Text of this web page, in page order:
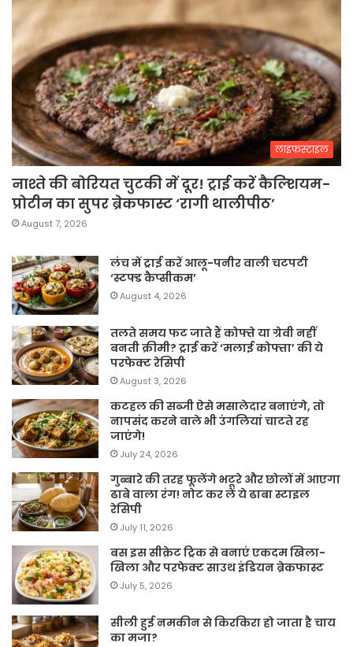
लाइफस्टाइल
नाश्ते की बोरियत चुटकी में दूर! ट्राई करें कैल्शियम-
प्रोटीन का सुपर ब्रेकफास्ट ‘रागी थालीपीठ’
August 7, 2026
लंच में ट्राई करें आलू-पनीर वाली चटपटी
‘स्टफ्ड कैप्सीकम’
August 4, 2026
तलते समय फट जाते हैं कोफ्ते या ग्रेवी नहीं
बनती क्रीमी? ट्राई करें ‘मलाई कोफ्ता’ की ये
परफेक्ट रेसिपी
August 3, 2026
कटहल की सब्जी ऐसे मसालेदार बनाएंगे, तो
नापसंद करने वाले भी उंगलियां चाटते रह
जाएंगे!
July 24, 2026
गुब्बारे की तरह फूलेंगे भटूरे और छोलों में आएगा
ढाबे वाला रंग! नोट कर लें ये ढाबा स्टाइल
रेसिपी
July 11, 2026
बस इस सीक्रेट ट्रिक से बनाएं एकदम खिला-
खिला और परफेक्ट साउथ इंडियन ब्रेकफास्ट
July 5, 2026
सीली हुई नमकीन से किरकिरा हो जाता है चाय
का मजा?